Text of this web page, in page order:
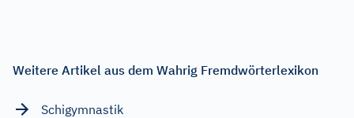
Weitere Artikel aus dem Wahrig Fremdwörterlexikon
Schigymnastik